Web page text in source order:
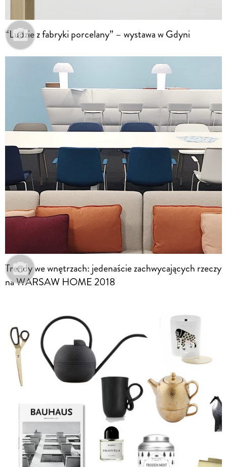
“Ludzie z fabryki porcelany” – wystawa w Gdyni
Trendy we wnętrzach: jedenaście zachwycających rzeczy
na WARSAW HOME 2018